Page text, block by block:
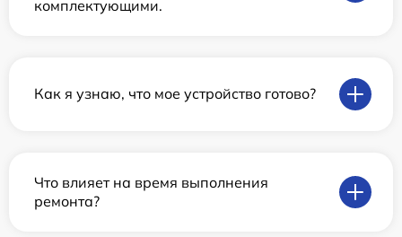
комплектующими.
Как я узнаю, что мое устройство готово?
Что влияет на время выполнения
ремонта?